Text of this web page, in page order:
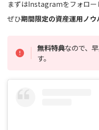
まずはInstagramをフォロー
ぜひ期間限定の資産運用ノウ
無料特典なので、
す。